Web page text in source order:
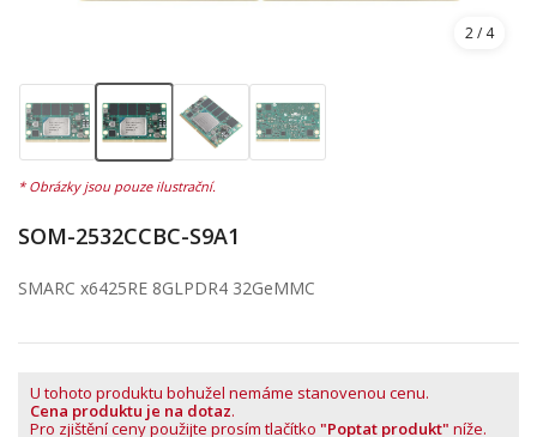
2/ 4
SOM-2532CCBC-S9A1
SMARC x6425RE 8GLPDR4 32GeMMC
U tohoto produktu bohužel nemáme stanovenou cenu.
Cena produktu je na dotaz.
Pro zjištění ceny použijte prosím tlačítko "Poptat produkt" níže.